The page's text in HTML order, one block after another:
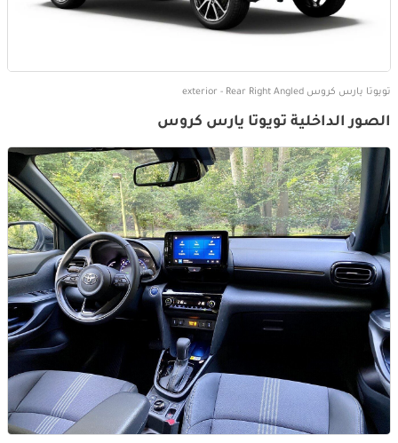
تويوتا يارس كروس exterior - Rear Right Angled
الصور الداخلية تويوتا يارس كروس